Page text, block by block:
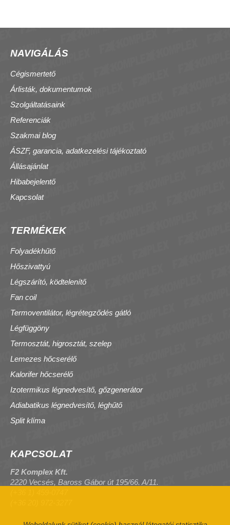
NAVIGÁLÁS
Cégismertető
Árlisták, dokumentumok
Szolgáltatásaink
Referenciák
Szakmai blog
ÁSZF, garancia, adatkezelési tájékoztató
Állásajánlat
Hibabejelentő
Kapcsolat
TERMÉKEK
Folyadékhűtő
Hőszivattyú
Légszárító, ködtelenítő
Fan coil
Termoventilátor, légrétegződés gátló
Légfüggöny
Termosztát, higrosztát, szelep
Lemezes hőcserélő
Kalorifer hőcserélő
Izotermikus légnedvesítő, gőzgenerátor
Adiabatikus légnedvesítő, léghűtő
Split klíma
KAPCSOLAT
F2 Komplex Kft.
2220 Vecsés, Baross Gábor út 195/66. A/11.